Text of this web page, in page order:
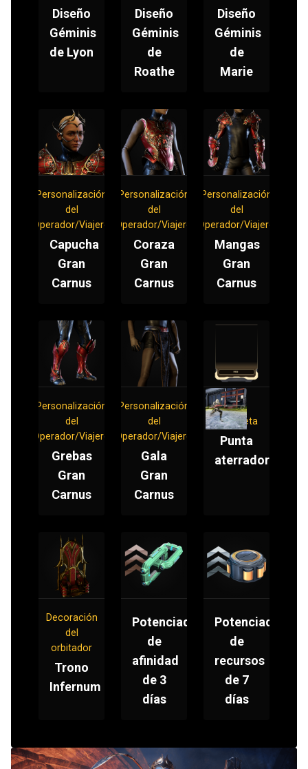
Diseño
Géminis
de Lyon
Diseño
Géminis
de
Roathe
Diseño
Géminis
de
Marie
Personalización
del
Operador/Viajero
Capucha
Gran
Carnus
Personalización
del
Operador/Viajero
Coraza
Gran
Carnus
Personalización
del
Operador/Viajero
Mangas
Gran
Carnus
Personalización
del
Operador/Viajero
Grebas
Gran
Carnus
Personalización
del
Operador/Viajero
Gala
Gran
Carnus
Mod
Bayoneta
Punta
aterradora
Decoración
del
orbitador
Trono
Infernum
Potenciador
de
afinidad
de 3
días
Potenciador
de
recursos
de 7
días